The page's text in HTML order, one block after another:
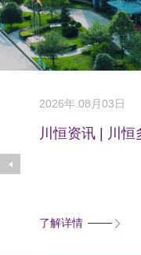
2026年.08月03日
川恒资讯 | 川
了解详情